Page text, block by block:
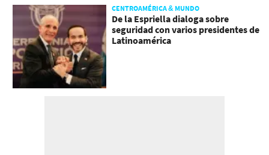
CENTROAMÉRICA & MUNDO
De la Espriella dialoga sobre
seguridad con varios presidentes de
Latinoamérica